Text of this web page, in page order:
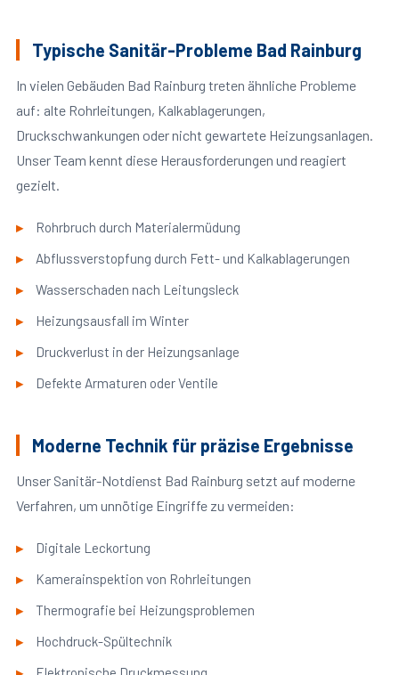
Typische Sanitär-Probleme Bad Rainburg
In vielen Gebäuden Bad Rainburg treten ähnliche Probleme
auf: alte Rohrleitungen, Kalkablagerungen,
Druckschwankungen oder nicht gewartete Heizungsanlagen.
Unser Team kennt diese Herausforderungen und reagiert
gezielt.
Rohrbruch durch Materialermüdung
Abflussverstopfung durch Fett- und Kalkablagerungen
Wasserschaden nach Leitungsleck
Heizungsausfall im Winter
Druckverlust in der Heizungsanlage
Defekte Armaturen oder Ventile
Moderne Technik für präzise Ergebnisse
Unser Sanitär-Notdienst Bad Rainburg setzt auf moderne
Verfahren, um unnötige Eingriffe zu vermeiden:
Digitale Leckortung
Kamerainspektion von Rohrleitungen
Thermografie bei Heizungsproblemen
Hochdruck-Spültechnik